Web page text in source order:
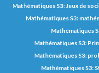
Mathématiques S3: Jeux de
Mathématiques S3:
Mathématiques
Mathématiques S3:
Mathématiques S3:
Mathématiques S3: